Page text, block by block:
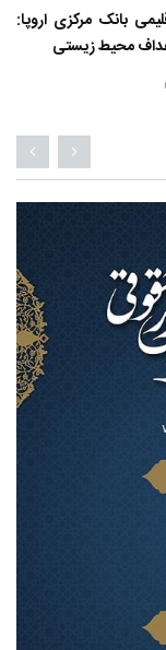
بانک مرکزی اروپا:
محیط زیستی